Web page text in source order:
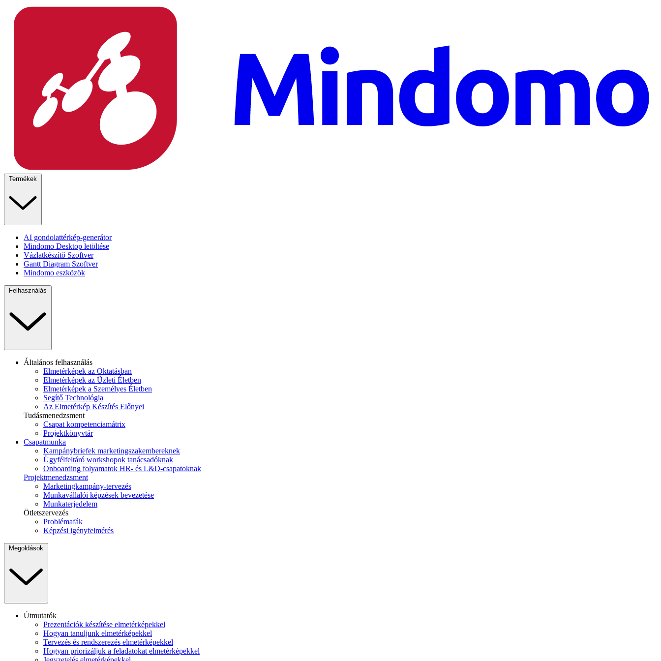
Termékek
AI gondolattérkép-generátor
Mindomo Desktop letöltése
Vázlatkészítő Szoftver
Gantt Diagram Szoftver
Mindomo eszközök
Felhasználás
Általános felhasználás
Elmetérképek az Oktatásban
Elmetérképek az Üzleti Életben
Elmetérképek a Személyes Életben
Segítő Technológia
Az Elmetérkép Készítés Előnyei
Tudásmenedzsment
Csapat kompetenciamátrix
Projektkönyvtár
Csapatmunka
Kampánybriefek marketingszakembereknek
Ügyfélfeltáró workshopok tanácsadóknak
Onboarding folyamatok HR- és L&D-csapatoknak
Projektmenedzsment
Marketingkampány-tervezés
Munkavállalói képzések bevezetése
Munkaterjedelem
Ötletszervezés
Problémafák
Képzési igényfelmérés
Megoldások
Útmutatók
Prezentációk készítése elmetérképekkel
Hogyan tanuljunk elmetérképekkel
Tervezés és rendszerezés elmetérképekkel
Hogyan priorizáljuk a feladatokat elmetérképekkel